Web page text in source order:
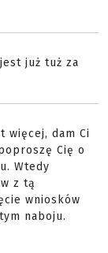
już tuż za
więcej, dam Ci
Cię o
Wtedy
z tą
wniosków
naboju.